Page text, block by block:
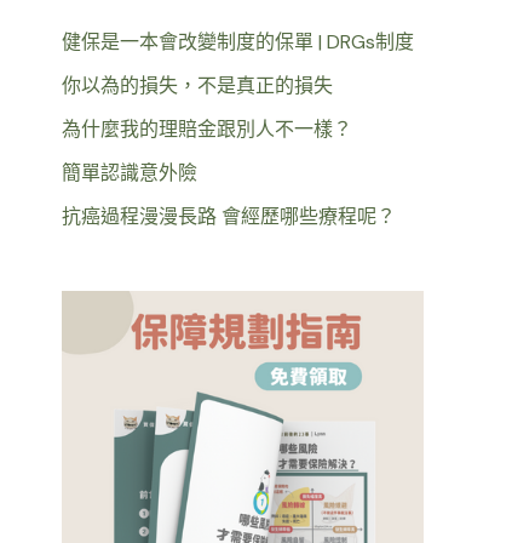
健保是一本會改變制度的保單 | DRGs制度
你以為的損失，不是真正的損失
為什麼我的理賠金跟別人不一樣？
簡單認識意外險
抗癌過程漫漫長路 會經歷哪些療程呢？